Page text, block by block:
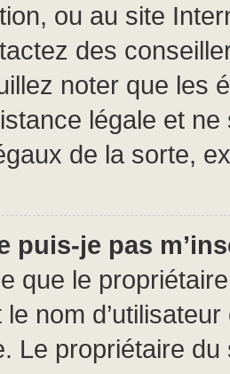
ou au site
des
noter que les
légale et
de la sorte,
puis-je pas
que le
le nom
Le propriétaire